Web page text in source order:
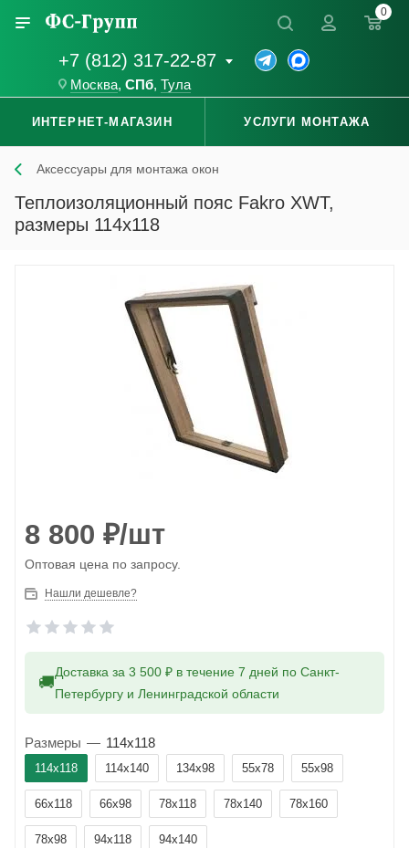
+7 (812) 317-22-87
Москва, СПб, Тула
0
ИНТЕРНЕТ-МАГАЗИН УСЛУГИ МОНТАЖА
Аксессуары для монтажа окон
Теплоизоляционный пояс Fakro XWT,
размеры 114x118
8 800 ₽/шт
Оптовая цена по запросу.
Нашли дешевле?
🚚
Доставка за 3 500 ₽ в течение 7 дней по Санкт-
Петербургу и Ленинградской области
Размеры — 114x118
114x118 114x140 134x98 55x78 55x98
66x118 66x98 78x118 78x140 78x160
78x98 94x118 94x140